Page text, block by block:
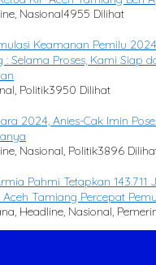
Nasional4955 Dilihat
Keamanan Pemilu
: Selama Proses, Kami Siap
Politik3950 Dilihat
2024, Anies-Cak Imin
Nasional, Politik3896
Pahmi Tetapkan 143.711
Tamiang Percepat
Headline, Nasional,